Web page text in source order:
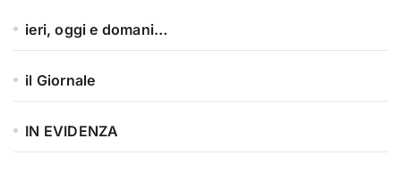
ieri, oggi e domani…
il Giornale
IN EVIDENZA